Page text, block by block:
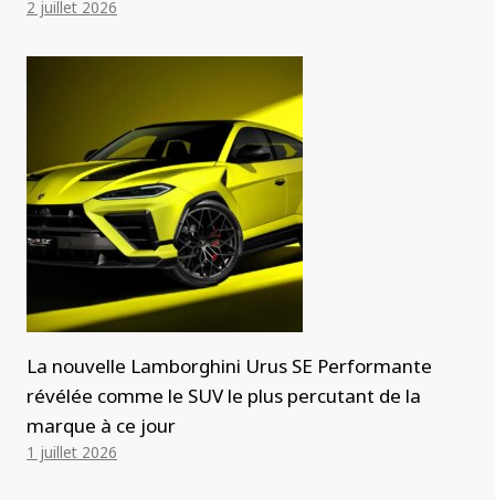
2 juillet 2026
La nouvelle Lamborghini Urus SE Performante
révélée comme le SUV le plus percutant de la
marque à ce jour
1 juillet 2026